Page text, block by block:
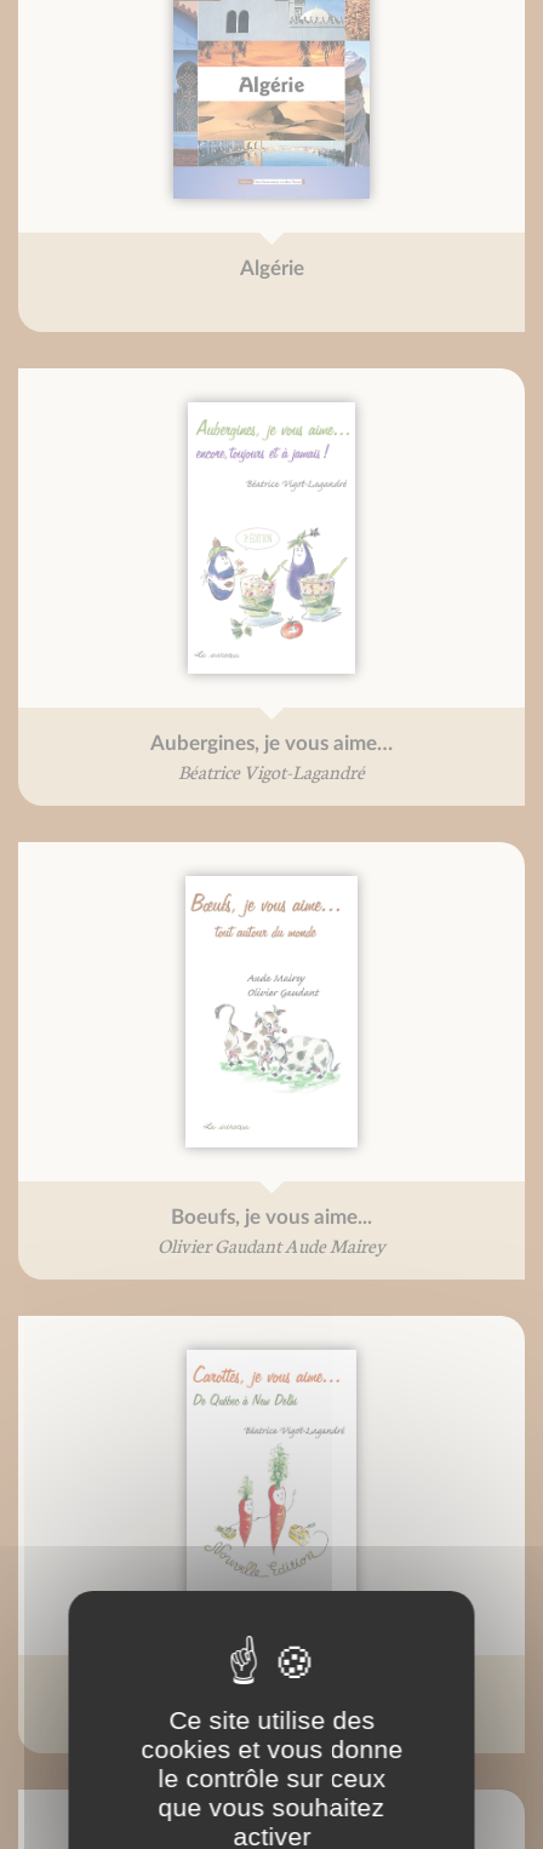
Algérie
Aubergines, je vous aime…
Béatrice Vigot-Lagandré
Boeufs, je vous aime...
Olivier Gaudant Aude Mairey
Carottes, je vous aime...
Béatrice Vigot-Lagandré
Ce site utilise des
cookies et vous donne
le contrôle sur ceux
que vous souhaitez
activer